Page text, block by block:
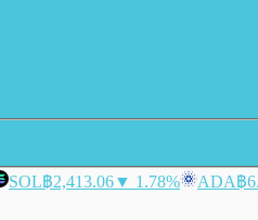
SOL฿2,413.06▼ 1.78% ADA฿